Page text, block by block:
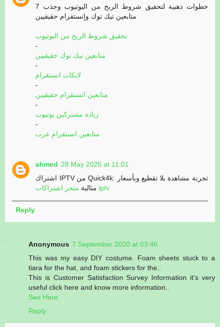
7 خطوات ذهبية لتحقيق شروط الربح من اليوتيوب وجذب
متابعين تيك توك وإنستقرام حقيقيين
تحقيق شروط الربح من اليوتيوب
-
متابعين تيك توك حقيقيين
-
لايكات انستقرام
-
متابعين انستقرام حقيقيين
-
زيادة مشتركين يوتيوب
-
متابعين انستقرام عرب
ahmed 28 May 2025 at 11:01
اشتراك IPTV من Quick4k: تجربة مشاهدة بلا تقطيع وبأسعار
مثالية متجر اشتراكات iptv
Reply
Anonymous 7 September 2020 at 03:46
This was my easy DIY costume. Foam sheets stuck to a
tiara for the hat, and foam stickers for the..
This is Customer Satisfaction Survey Information it's very
useful click here and know more information..
See Here
Reply